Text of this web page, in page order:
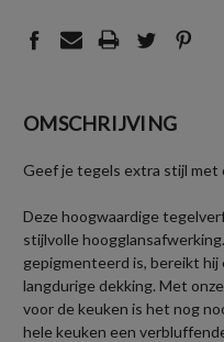
OMSCHRIJVING
Geef je tegels extra stijl
Deze hoogwaardige
stijlvolle
gepigmenteerd is, bereikt
langdurige dekking. Met
voor de keuken is het nog
hele keuken een